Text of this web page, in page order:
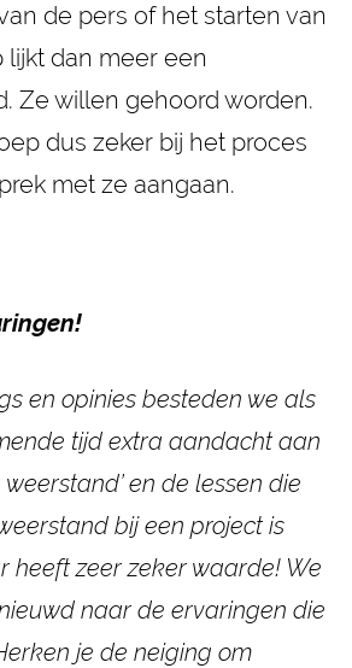
de pers of het starten van
dan meer een
Ze willen gehoord worden.
dus zeker bij het proces
met ze aangaan.
en opinies besteden we als
tijd extra aandacht aan
en de lessen die
bij een project is
heeft zeer zeker waarde! We
naar de ervaringen die
je de neiging om